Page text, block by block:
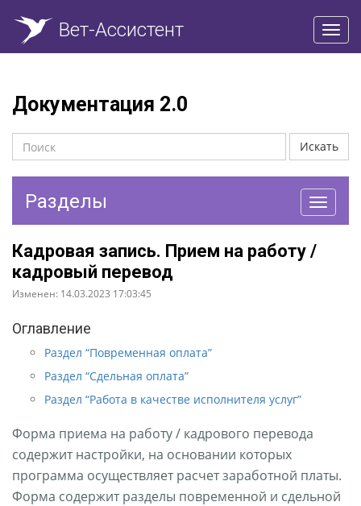
Вет-Ассистент
Документация 2.0
Искать
Разделы
Кадровая запись. Прием на работу /
кадровый перевод
Изменен: 14.03.2023 17:03:45
Оглавление
Раздел “Повременная оплата”
Раздел “Сдельная оплата”
Раздел “Работа в качестве исполнителя услуг”
Форма приема на работу / кадрового перевода
содержит настройки, на основании которых
программа осуществляет расчет заработной платы.
Форма содержит разделы повременной и сдельной